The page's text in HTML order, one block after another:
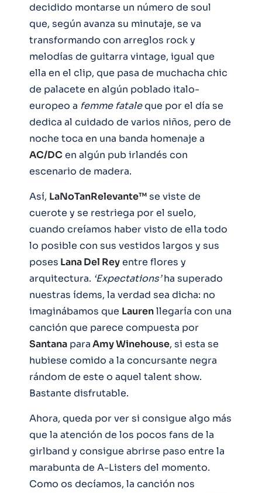
decidido montarse un número de soul
que, según avanza su minutaje, se va
transformando con arreglos rock y
melodías de guitarra vintage, igual que
ella en el clip, que pasa de muchacha chic
de palacete en algún poblado italo-
europeo a femme fataleque por el día se
dedica al cuidado de varios niños, pero de
noche toca en una banda homenaje a
AC/DCen algún pub irlandés con
escenario de madera.
Así, LaNoTanRelevante™se viste de
cuerote y se restriega por el suelo,
cuando creíamos haber visto de ella todo
lo posible con sus vestidos largos y sus
poses Lana Del Reyentre flores y
arquitectura. ‘Expectations’ha superado
nuestras ídems, la verdad sea dicha: no
imaginábamos que Laurenllegaría con una
canción que parece compuesta por
Santana paraAmy Winehouse, si esta se
hubiese comido a la concursante negra
rándom de este o aquel talent show.
Bastante disfrutable.
Ahora, queda por ver si consigue algo más
que la atención de los pocos fans de la
girlband y consigue abrirse paso entre la
marabunta de A-Listers del momento.
Como os decíamos, la canción nos